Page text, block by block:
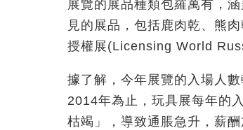
展覽的展品種類包羅萬有，
見的展品，包括鹿肉乾、熊
授權展(Licensing World
據了解，今年展覽的入場人
2014年為止，玩具展每年的
枯竭」，導致通脹急升，薪